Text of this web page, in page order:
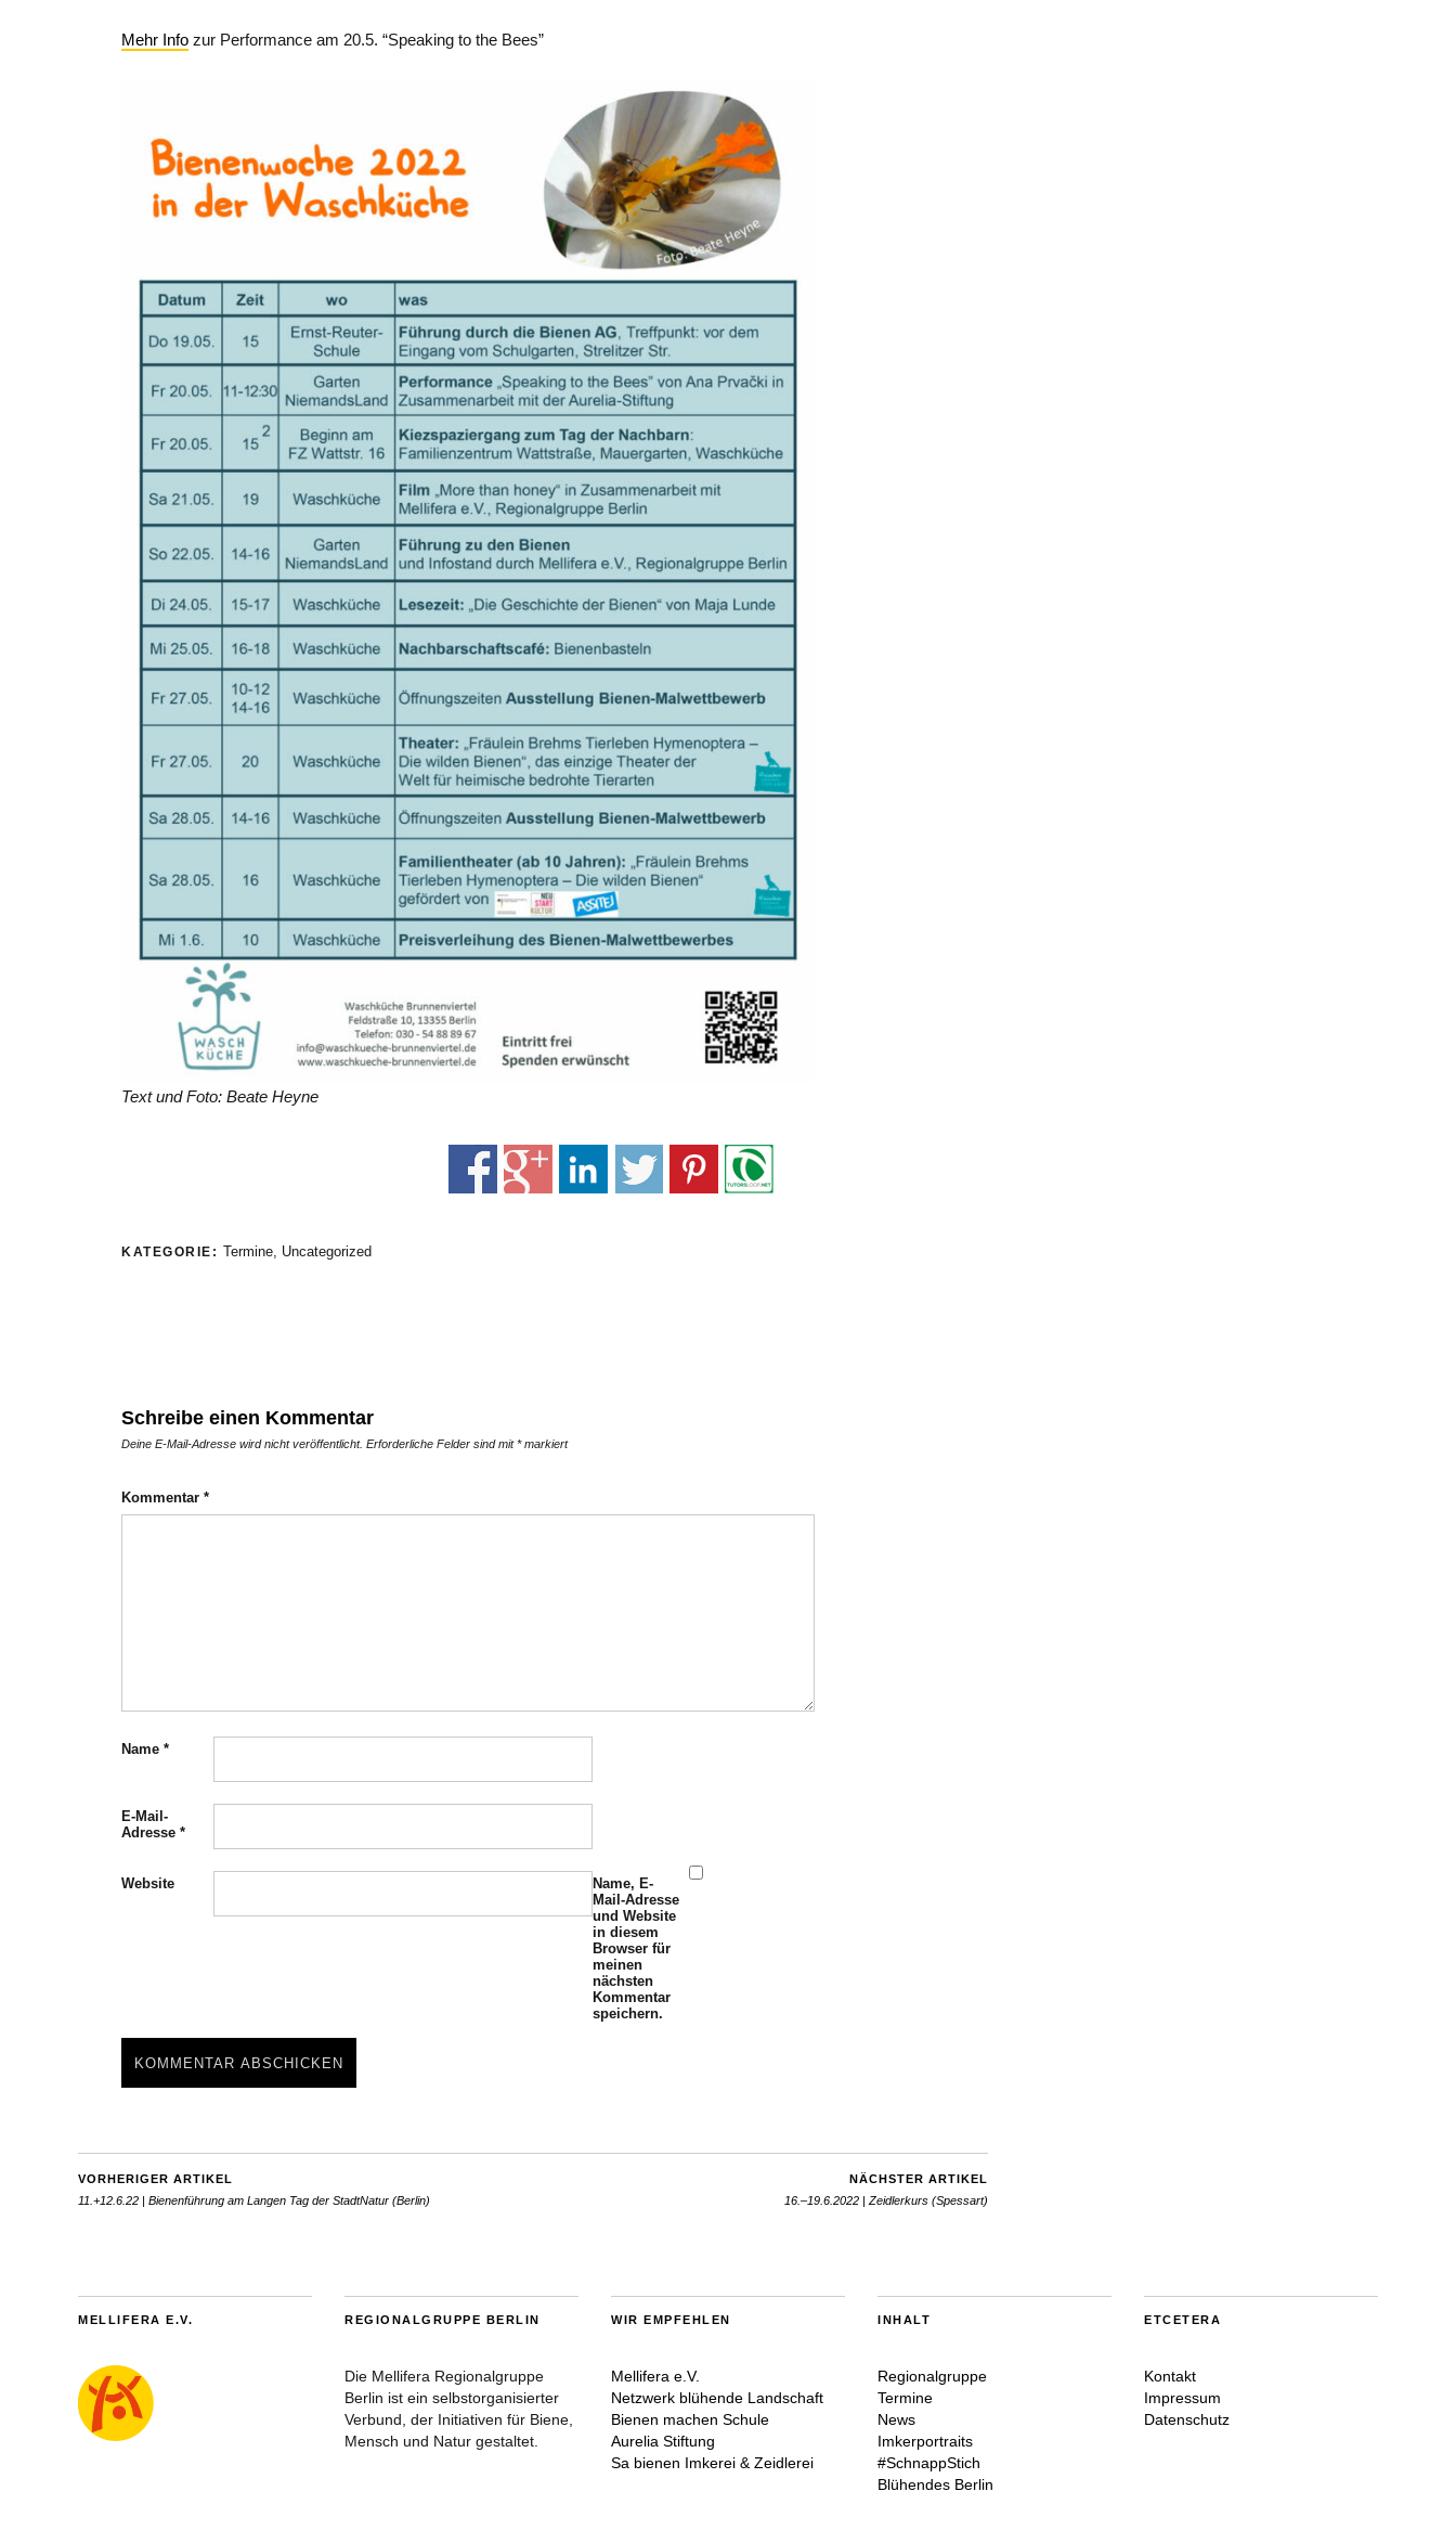
Mehr Info zur Performance am 20.5. “Speaking to the Bees”
Text und Foto: Beate Heyne
KATEGORIE: Termine, Uncategorized
Schreibe einen Kommentar
Deine E-Mail-Adresse wird nicht veröffentlicht. Erforderliche Felder sind mit*markiert
Kommentar *
Name *
E-Mail-
Adresse *
Website
Name, E-
Mail-Adresse
und Website
in diesem
Browser für
meinen
nächsten
Kommentar
speichern.
VORHERIGER ARTIKEL
11.+12.6.22 | Bienenführung am Langen Tag der StadtNatur (Berlin)
NÄCHSTER ARTIKEL
16.–19.6.2022 | Zeidlerkurs (Spessart)
MELLIFERA E.V. REGIONALGRUPPE BERLIN
Die Mellifera Regionalgruppe
Berlin ist ein selbstorganisierter
Verbund, der Initiativen für Biene,
Mensch und Natur gestaltet.
WIR EMPFEHLEN
Mellifera e.V.
Netzwerk blühende Landschaft
Bienen machen Schule
Aurelia Stiftung
Sa bienen Imkerei & Zeidlerei
INHALT
Regionalgruppe
Termine
News
Imkerportraits
#SchnappStich
Blühendes Berlin
ETCETERA
Kontakt
Impressum
Datenschutz